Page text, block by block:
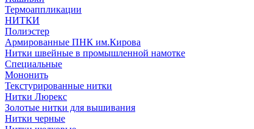
Термоаппликации
НИТКИ
Полиэстер
Армированные ПНК им.Кирова
Нитки швейные в промышленной намотке
Специальные
Мононить
Текстурированные нитки
Нитки Люрекс
Золотые нитки для вышивания
Нитки черные